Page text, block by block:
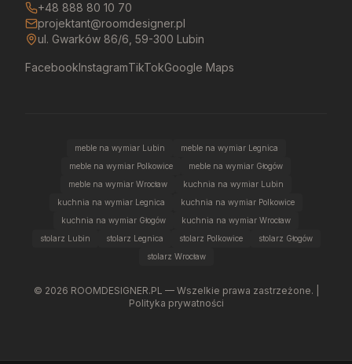
+48 888 80 10 70
projektant@roomdesigner.pl
ul. Gwarków 86/6, 59-300 Lubin
FacebookInstagramTikTokGoogle Maps
meble na wymiar Lubin
meble na wymiar Legnica
meble na wymiar Polkowice
meble na wymiar Głogów
meble na wymiar Wrocław
kuchnia na wymiar Lubin
kuchnia na wymiar Legnica
kuchnia na wymiar Polkowice
kuchnia na wymiar Głogów
kuchnia na wymiar Wrocław
stolarz Lubin
stolarz Legnica stolarz Polkowice
stolarz Głogów
stolarz Wrocław
© 2026 ROOMDESIGNER.PL — Wszelkie prawa zastrzeżone. |
Polityka prywatności